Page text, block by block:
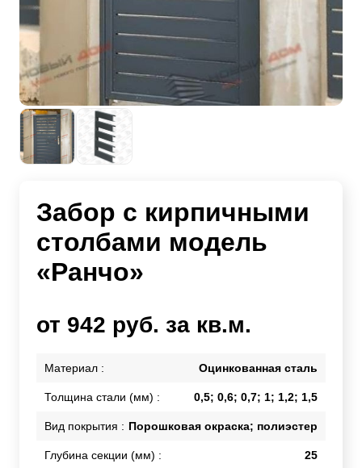
Забор с кирпичными
столбами модель
«Ранчо»
от 942 руб. за кв.м.
Материал : Оцинкованная сталь
Толщина стали (мм) : 0,5; 0,6; 0,7; 1; 1,2; 1,5
Вид покрытия : Порошковая окраска; полиэстер
Глубина секции (мм) : 25